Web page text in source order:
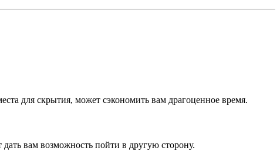
для скрытия, может сэкономить вам драгоценное время.
вам возможность пойти в другую сторону.